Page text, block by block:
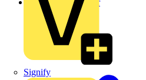
Signify